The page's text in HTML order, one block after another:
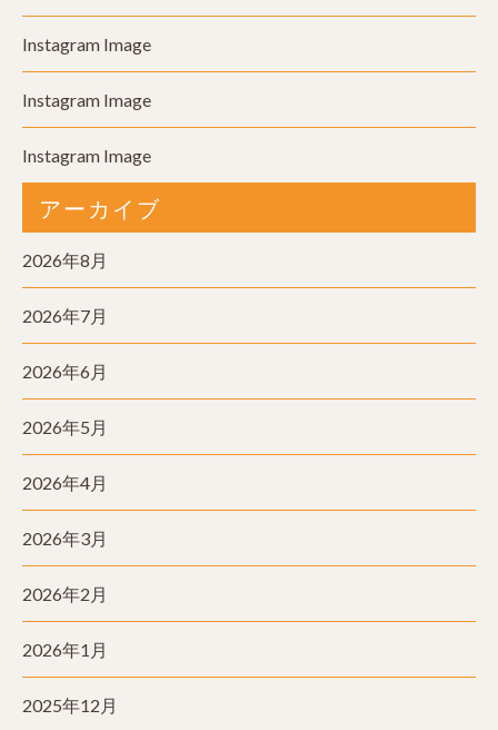
Instagram Image
Instagram Image
Instagram Image
アーカイブ
2026年8月
2026年7月
2026年6月
2026年5月
2026年4月
2026年3月
2026年2月
2026年1月
2025年12月